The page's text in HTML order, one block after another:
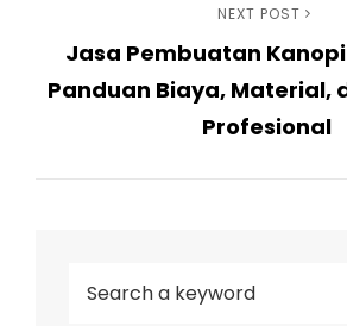
Post
NEXT POST
Jasa Pembuatan
Panduan Biaya, Material,
Profesional